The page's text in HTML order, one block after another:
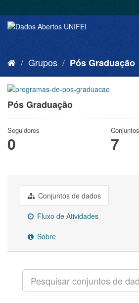
Grupos Pós Graduação
Pós Graduação
Seguidores
0 7
Conjuntos de dados
Fluxo de Atividades
Sobre